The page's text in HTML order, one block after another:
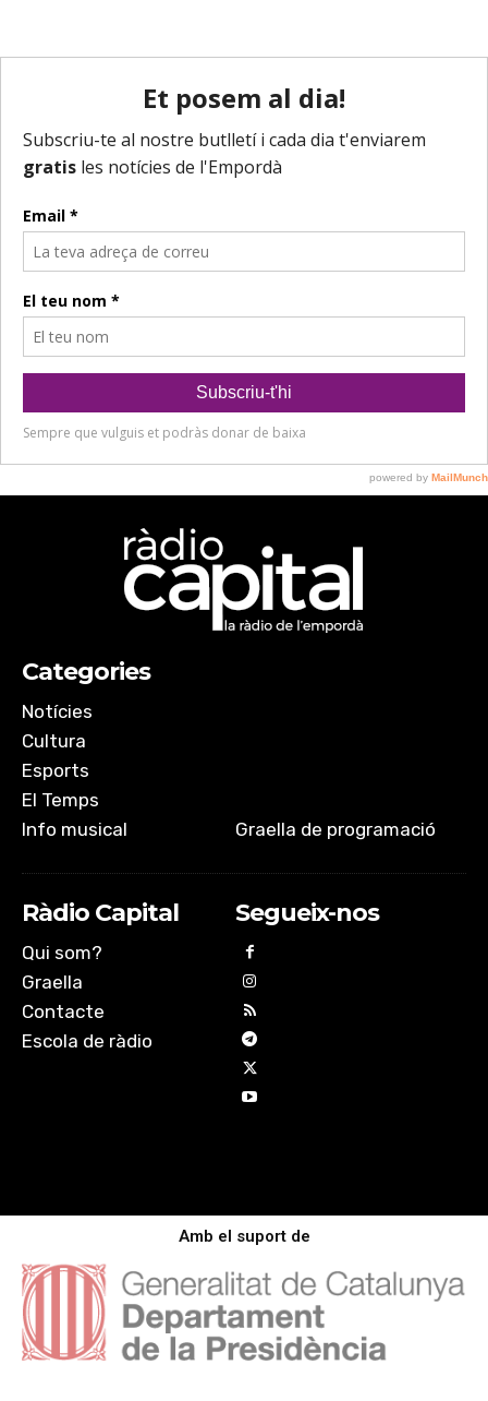
Categories
Notícies
Cultura
Esports
El Temps
Info musical
Graella de programació
Ràdio Capital
Qui som?
Graella
Contacte
Escola de ràdio
Segueix-nos
Amb el suport de